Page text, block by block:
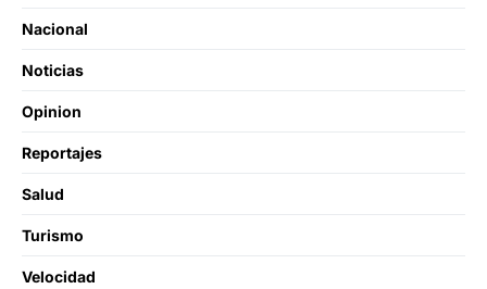
Nacional
Noticias
Opinion
Reportajes
Salud
Turismo
Velocidad